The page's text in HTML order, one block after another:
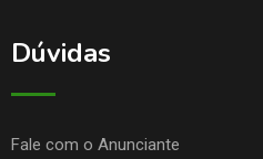
Dúvidas
Fale com o Anunciante